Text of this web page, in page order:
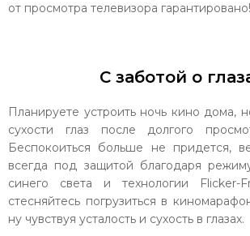
от просмотра телевизора гарантировано!
С заботой о
Планируете устроить ночь кино дома,
сухости глаз после долгого
Беспокоиться больше не придется,
всегда под защитой благодаря
синего света и технологии
стесняйтесь погрузиться в
ну чувствуя усталость и сухость в глазах.